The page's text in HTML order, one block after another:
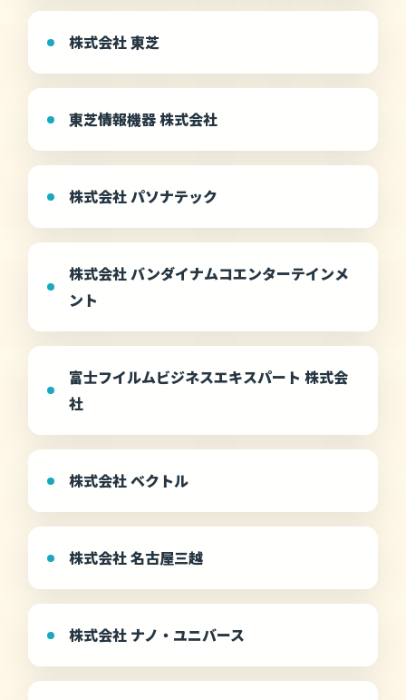
株式会社 東芝
東芝情報機器 株式会社
株式会社 パソナテック
株式会社 バンダイナムコエンターテインメ
ント
富士フイルムビジネスエキスパート 株式会
社
株式会社 ベクトル
株式会社 名古屋三越
株式会社 ナノ・ユニバース